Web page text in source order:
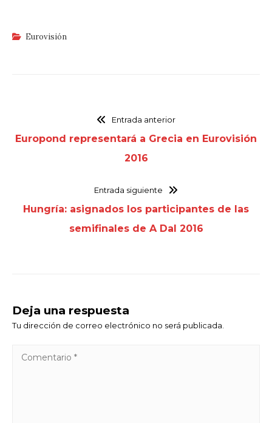
Eurovisión
Entrada anterior
Europond representará a Grecia en Eurovisión
2016
Entrada siguiente
Hungría: asignados los participantes de las
semifinales de A Dal 2016
Deja una respuesta
Tu dirección de correo electrónico no será publicada.